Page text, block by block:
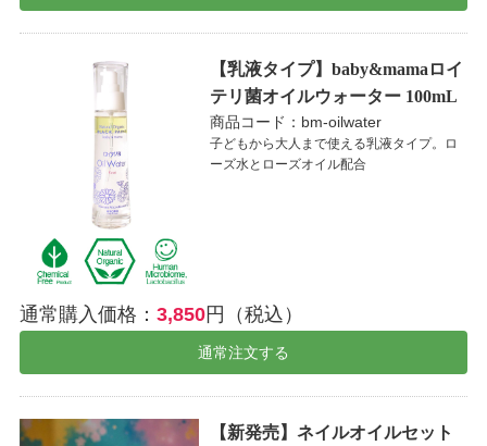
【乳液タイプ】baby&mamaロイ
テリ菌オイルウォーター 100mL
商品コード：bm-oilwater
子どもから大人まで使える乳液タイプ。ロ
ーズ水とローズオイル配合
通常購入価格： 3,850円（税込）
通常注文する
【新発売】ネイルオイルセット